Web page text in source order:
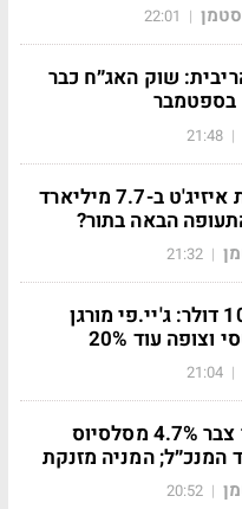
|
22:01
שוק האג״ח כבר
בספטמבר
|
21:48
אפולו רוכשת את איזיג'ט ב-7.7 מיליארד
הבאה בתור?
|
21:32
מחיר יעד של 100 דולר: ג'יי.פי מורגן
עוד 20%
|
21:04
מייסד רוקסטאר צבר 4.7% מסלסיוס
המנכ״ל; המניה מזנקת
|
20:52